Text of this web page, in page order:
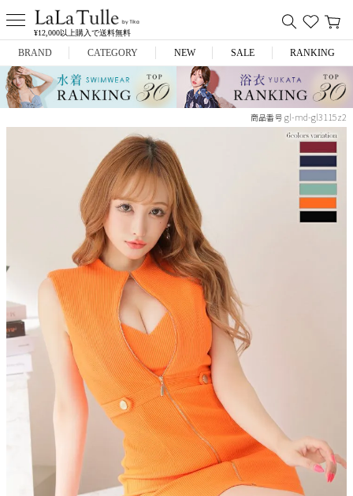
¥12,000以上購入で送料無料
BRAND
Anella
ANIER.
ANGEL R
Veautt
CATEGORY
ミニドレス
アウター
バッグ
ランジェリー
浴衣
NEW SALE RANKING
商品番号 gl-md-gl3115z2